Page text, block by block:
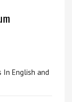
In English and